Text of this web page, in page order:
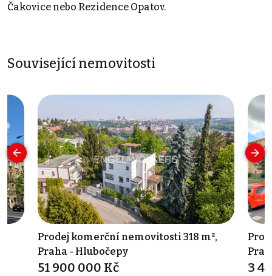
Čakovice nebo Rezidence Opatov.
Související nemovitosti
Prodej komerční nemovitosti 318 m²,
Praha - Hlubočepy
51 900 000 Kč 3